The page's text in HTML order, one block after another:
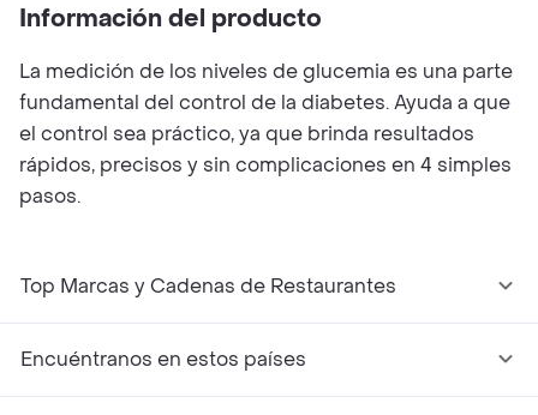
Información del producto
La medición de los niveles de glucemia es una parte
fundamental del control de la diabetes. Ayuda a que
el control sea práctico, ya que brinda resultados
rápidos, precisos y sin complicaciones en 4 simples
pasos.
Top Marcas y Cadenas de Restaurantes
Encuéntranos en estos países